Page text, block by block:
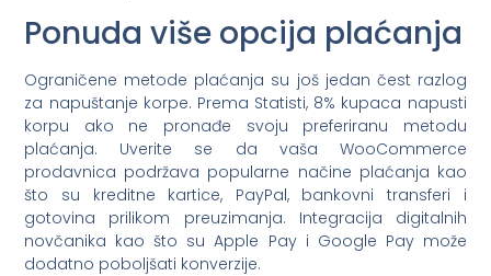
Ponuda više opcija plaćanja
Ograničene metode plaćanja su još jedan čest razlog
za napuštanje korpe. Prema Statisti, 8% kupaca napusti
korpu ako ne pronađe svoju preferiranu metodu
plaćanja. Uverite se da vaša WooCommerce
prodavnica podržava popularne načine plaćanja kao
što su kreditne kartice, PayPal, bankovni transferi i
gotovina prilikom preuzimanja. Integracija digitalnih
novčanika kao što su Apple Pay i Google Pay može
dodatno poboljšati konverzije.